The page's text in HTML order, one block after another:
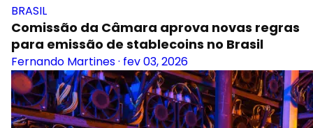
BRASIL
Comissão da Câmara aprova novas regras
para emissão de stablecoins no Brasil
Fernando Martines· fev 03, 2026